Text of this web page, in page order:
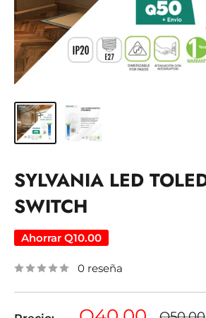
SYLVANIA LED
SWITCH
Ahorrar Q10.00
0 reseña